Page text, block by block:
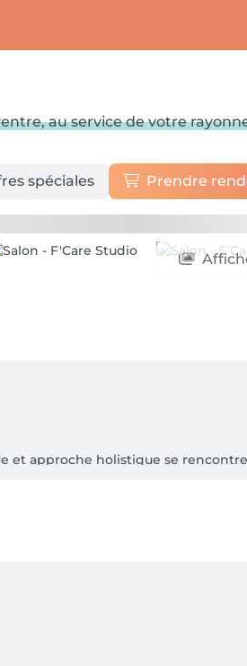
au service de votre
spéciales Prendre
et approche holistique se
personnalisés.
et l'équilibre du système